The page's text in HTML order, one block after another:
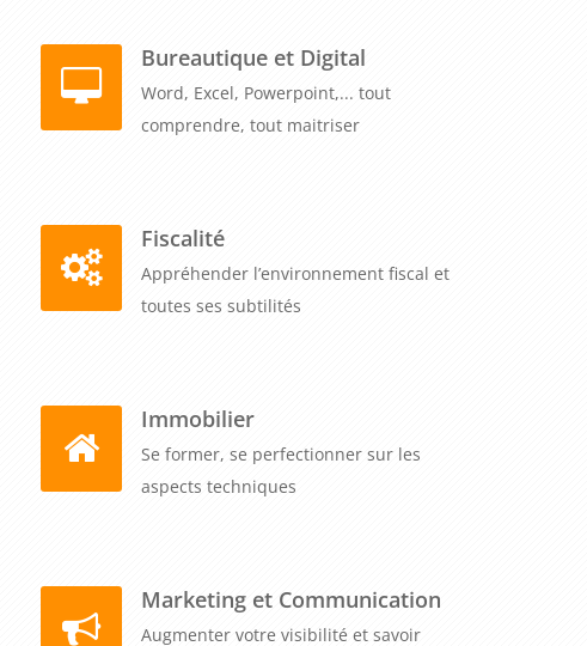
Bureautique et Digital
Word, Excel, Powerpoint,... tout
comprendre, tout maitriser
Fiscalité
Appréhender l’environnement fiscal et
toutes ses subtilités
Immobilier
Se former, se perfectionner sur les
aspects techniques
Marketing et Communication
Augmenter votre visibilité et savoir